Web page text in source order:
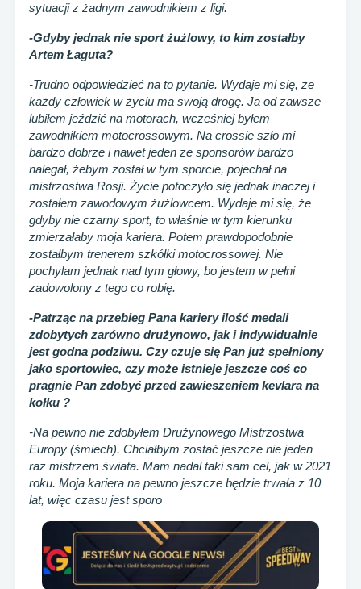
sytuacji z żadnym zawodnikiem z ligi.
-Gdyby jednak nie sport żużlowy, to kim zostałby
Artem Łaguta?
-Trudno odpowiedzieć na to pytanie. Wydaje mi się, że
każdy człowiek w życiu ma swoją drogę. Ja od zawsze
lubiłem jeździć na motorach, wcześniej byłem
zawodnikiem motocrossowym. Na crossie szło mi
bardzo dobrze i nawet jeden ze sponsorów bardzo
nalegał, żebym został w tym sporcie, pojechał na
mistrzostwa Rosji. Życie potoczyło się jednak inaczej i
zostałem zawodowym żużlowcem. Wydaje mi się, że
gdyby nie czarny sport, to właśnie w tym kierunku
zmierzałaby moja kariera. Potem prawdopodobnie
zostałbym trenerem szkółki motocrossowej. Nie
pochylam jednak nad tym głowy, bo jestem w pełni
zadowolony z tego co robię.
-Patrząc na przebieg Pana kariery ilość medali
zdobytych zarówno drużynowo, jak i indywidualnie
jest godna podziwu. Czy czuje się Pan już spełniony
jako sportowiec, czy może istnieje jeszcze coś co
pragnie Pan zdobyć przed zawieszeniem kevlara na
kołku ?
-Na pewno nie zdobyłem Drużynowego Mistrzostwa
Europy (śmiech). Chciałbym zostać jeszcze nie jeden
raz mistrzem świata. Mam nadal taki sam cel, jak w 2021
roku. Moja kariera na pewno jeszcze będzie trwała z 10
lat, więc czasu jest sporo